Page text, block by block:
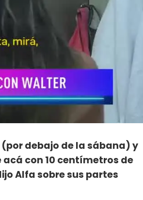
debajo de la sábana) y
con 10 centímetros de
Alfa sobre sus partes